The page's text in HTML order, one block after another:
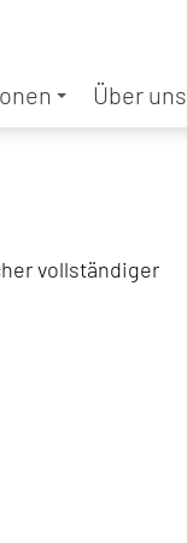
Über uns
vollständiger